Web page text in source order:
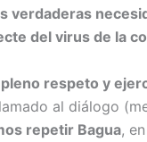
verdaderas
del virus de la
respeto y
al diálogo
repetir Bagua,